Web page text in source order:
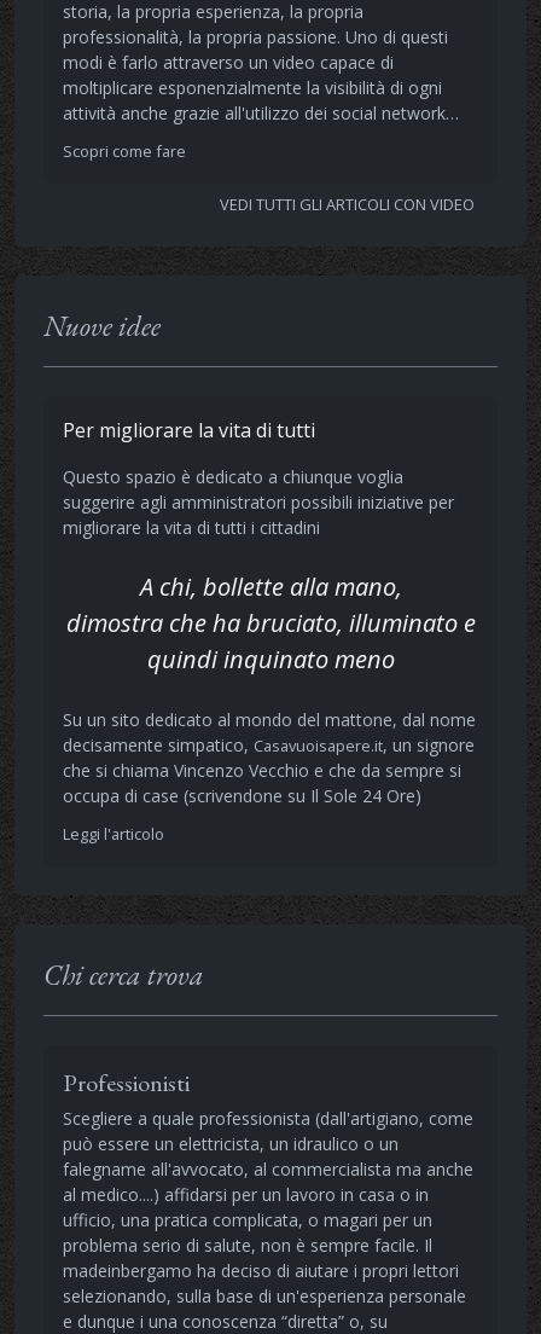
storia, la propria esperienza, la propria
professionalità, la propria passione. Uno di questi
modi è farlo attraverso un video capace di
moltiplicare esponenzialmente la visibilità di ogni
attività anche grazie all'utilizzo dei social network…
Scopri come fare
VEDI TUTTI GLI ARTICOLI CON VIDEO
Nuove idee
Per migliorare la vita di tutti
Questo spazio è dedicato a chiunque voglia
suggerire agli amministratori possibili iniziative per
migliorare la vita di tutti i cittadini
A chi, bollette alla mano,
dimostra che ha bruciato, illuminato e
quindi inquinato meno
Su un sito dedicato al mondo del mattone, dal nome
decisamente simpatico, Casavuoisapere.it, un signore
che si chiama Vincenzo Vecchio e che da sempre si
occupa di case (scrivendone su Il Sole 24 Ore)
Leggi l'articolo
Chi cerca trova
Professionisti
Scegliere a quale professionista (dall'artigiano, come
può essere un elettricista, un idraulico o un
falegname all'avvocato, al commercialista ma anche
al medico....) affidarsi per un lavoro in casa o in
ufficio, una pratica complicata, o magari per un
problema serio di salute, non è sempre facile. Il
madeinbergamo ha deciso di aiutare i propri lettori
selezionando, sulla base di un'esperienza personale
e dunque i una conoscenza “diretta” o, su